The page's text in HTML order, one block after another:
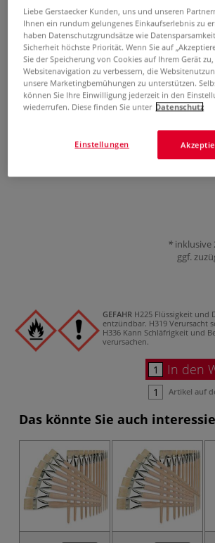
GERSTAECKER
0 Bewertungen
Feuchtigkeit und Witterungseinflüssen.
inklusive
ggf.
GEFAHR H225 Flüssigkeit und
entzündbar. H319 Verursacht
H336 Kann Schläfrigkeit und
verursachen.
In den
Artikel auf
Das könnte Sie auch
Liebe Gerstaecker Kunden, uns und unseren
Ihnen ein rundum gelungenes Einkaufserlebnis zu
haben Datenschutzgrundsätze wie
Sicherheit höchste Priorität. Wenn Sie auf
Sie der Speicherung von Cookies auf Ihrem Gerät
Websitenavigation zu verbessern, die
unsere Marketingbemühungen zu unterstützen.
können Sie Ihre Einwilligung jederzeit in den
wiederrufen. Diese finden Sie unter Datenschutz
Einstellungen